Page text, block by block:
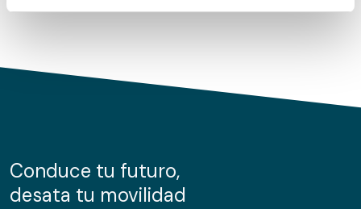
Obtenga más información sobre cómo se procesan sus
de cookies.
información sobre el uso que haga del sitio web con
nuestros partners de redes sociales, publicidad y análisis
Conduce tu futuro,
desata tu movilidad